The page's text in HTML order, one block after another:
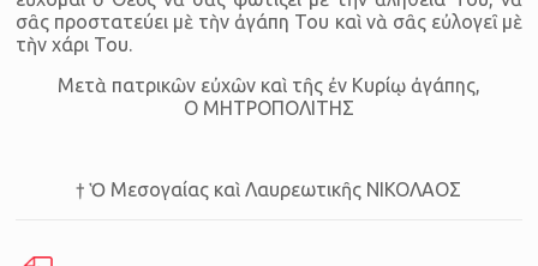
σᾶς προστατεύει μὲ τὴν ἀγάπη Του καὶ νὰ σᾶς εὐλογεῖ μὲ
τὴν χάρι Του.
Μετὰ πατρικῶν εὐχῶν καὶ τῆς ἐν Κυρίῳ ἀγάπης,
Ο ΜΗΤΡΟΠΟΛΙΤΗΣ
† Ὁ Μεσογαίας καὶ Λαυρεωτικῆς ΝΙΚΟΛΑΟΣ